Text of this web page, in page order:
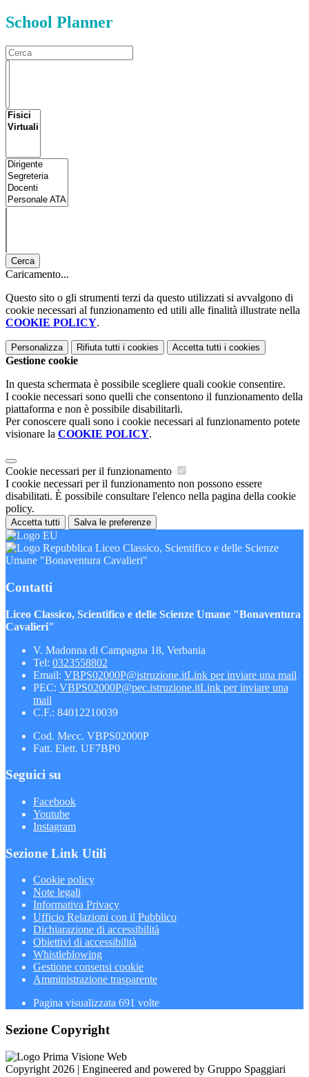
School Planner
Cerca
Caricamento...
Questo sito o gli strumenti terzi da questo utilizzati si avvalgono di
cookie necessari al funzionamento ed utili alle finalità illustrate nella
COOKIE POLICY.
Personalizza Rifiuta tutti i cookies Accetta tutti i cookies
Gestione cookie
In questa schermata è possibile scegliere quali cookie consentire.
I cookie necessari sono quelli che consentono il funzionamento della
piattaforma e non è possibile disabilitarli.
Per conoscere quali sono i cookie necessari al funzionamento potete
visionare la COOKIE POLICY.
Cookie necessari per il funzionamento
I cookie necessari per il funzionamento non possono essere
disabilitati. È possibile consultare l'elenco nella pagina della cookie
policy.
Accetta tutti Salva le preferenze
Liceo Classico, Scientifico e delle Scienze
Umane "Bonaventura Cavalieri"
Contatti
Liceo Classico, Scientifico e delle Scienze Umane "Bonaventura
Cavalieri"
V. Madonna di Campagna 18, Verbania
Tel: 0323558802
Email: VBPS02000P@istruzione.itLink per inviare una mail
PEC: VBPS02000P@pec.istruzione.itLink per inviare una
mail
C.F.: 84012210039
Cod. Mecc. VBPS02000P
Fatt. Elett. UF7BP0
Seguici su
Facebook
Youtube
Instagram
Sezione Link Utili
Cookie policy
Note legali
Informativa Privacy
Ufficio Relazioni con il Pubblico
Dichiarazione di accessibilità
Obiettivi di accessibilità
Whistleblowing
Gestione consensi cookie
Amministrazione trasparente
Pagina visualizzata 691 volte
Sezione Copyright
Copyright 2026 | Engineered and powered by Gruppo Spaggiari